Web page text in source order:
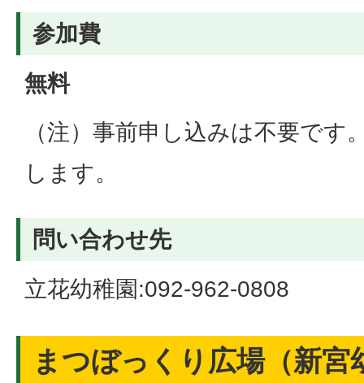
参加費
無料
（注）事前申し込みは不要です
します。
問い合わせ先
立花幼稚園:092-962-0808
まつぼっくり広場（新宮